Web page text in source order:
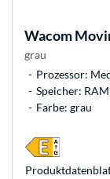
Wacom
grau
Prozessor:
Speicher:
Farbe: grau